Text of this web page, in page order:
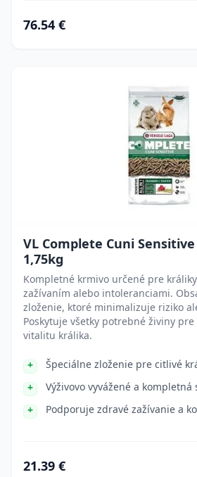
76.54 €
VL Complete Cuni
1,75kg
Kompletné krmivo určené pre
zažívaním alebo intoleranciami.
zloženie, ktoré minimalizuje riziko
Poskytuje všetky potrebné živiny pre
vitalitu králika.
Špeciálne zloženie pre citlivé
Výživovo vyvážené a kompletná
Podporuje zdravé zažívanie a
21.39 €